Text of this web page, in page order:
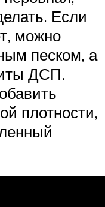
Если
можно
песком, а
ДСП.
плотности,